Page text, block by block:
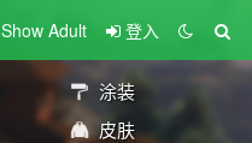
Show Adult 登入
涂装
皮肤